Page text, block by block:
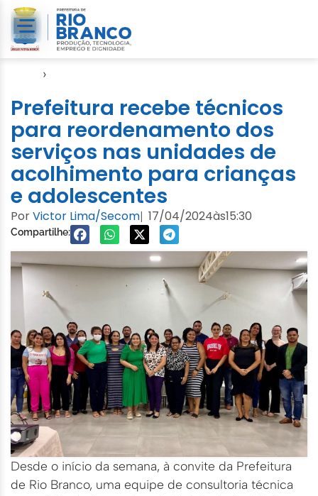
›
Prefeitura recebe técnicos
para reordenamento dos
serviços nas unidades de
acolhimento para crianças
e adolescentes
PorVictor Lima/Secom| 17/04/2024às15:30
Compartilhe:
Desde o início da semana, à convite da Prefeitura
de Rio Branco, uma equipe de consultoria técnica